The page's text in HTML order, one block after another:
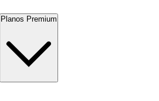
Planos Premium